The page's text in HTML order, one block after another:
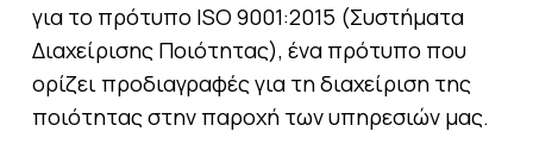
για το πρότυπο ISO 9001:2015 (Συστήματα
Διαχείρισης Ποιότητας), ένα πρότυπο που
ορίζει προδιαγραφές για τη διαχείριση της
ποιότητας στην παροχή των υπηρεσιών μας.